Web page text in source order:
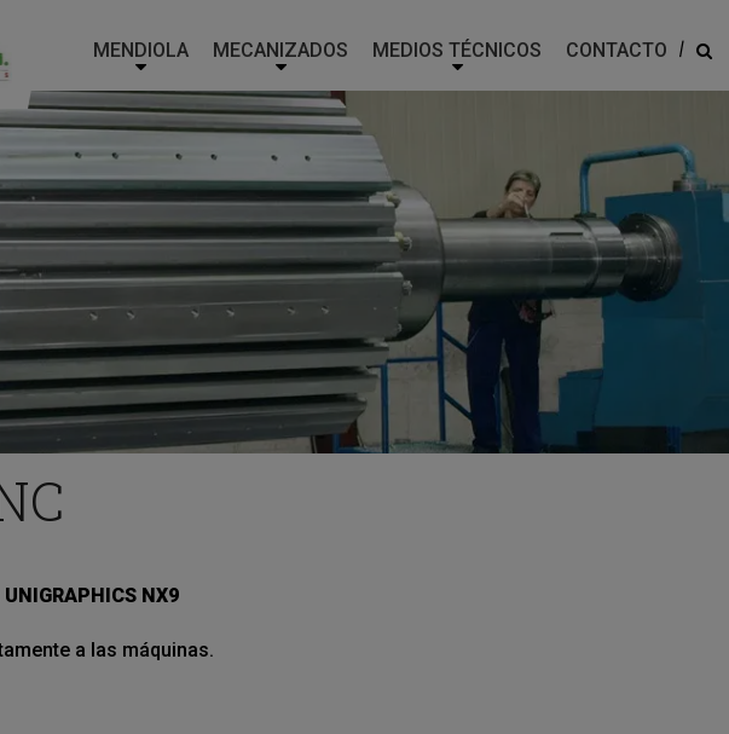
Main
Menu
ES
MENDIOLA MECANIZADOS MEDIOS TÉCNICOS CONTACTO |
NX9
a las máquinas.